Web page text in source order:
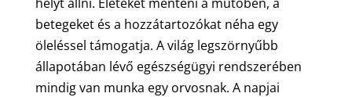
betegeket és a hozzátartozókat néha egy
öleléssel támogatja. A világ legszörnyűbb
állapotában lévő egészségügyi rendszerében
mindig van munka egy orvosnak. A napjai